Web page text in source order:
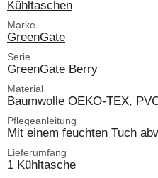
Kühltaschen
Marke
GreenGate
Serie
GreenGate Berry
Material
Baumwolle OEKO-TEX,
Pflegeanleitung
Mit einem feuchten Tuch
Lieferumfang
1 Kühltasche